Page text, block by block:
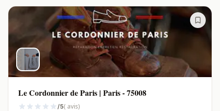
Le Cordonnier de Paris | Paris - 75008
/5( avis)